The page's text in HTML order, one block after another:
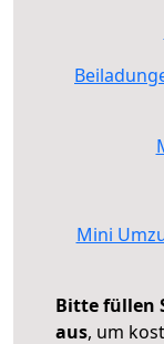
Mini
Bitte füllen
aus, um